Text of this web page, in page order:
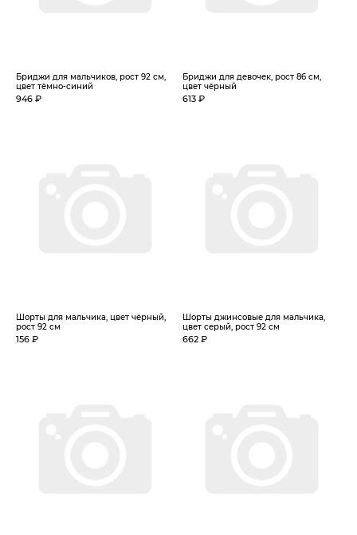
Бриджи для мальчиков, рост 92 см,
цвет тёмно-синий
946 ₽
Бриджи для девочек, рост 86 см,
цвет чёрный
613 ₽
Шорты для мальчика, цвет чёрный,
рост 92 см
156 ₽
Шорты джинсовые для мальчика,
цвет серый, рост 92 см
662 ₽